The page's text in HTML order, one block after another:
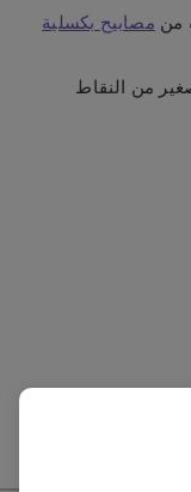
من مصابيح بكسلية
من النقاط